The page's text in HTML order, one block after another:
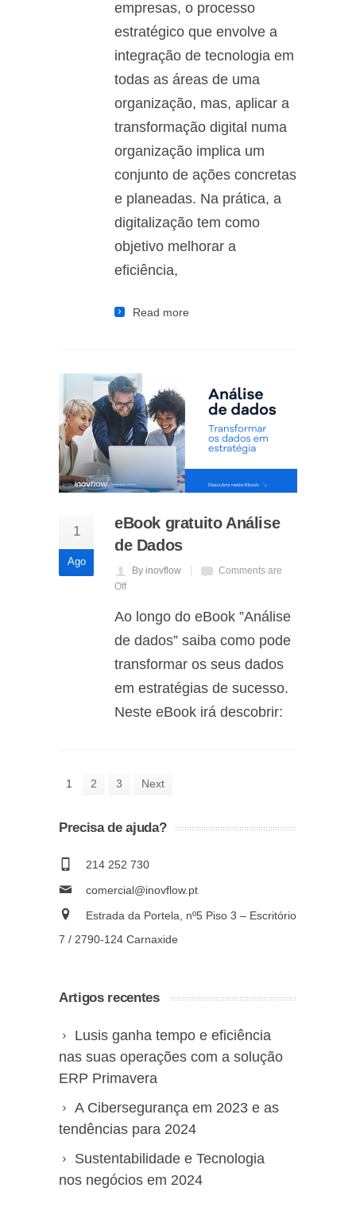
empresas, o processo
estratégico que envolve a
integração de tecnologia em
todas as áreas de uma
organização, mas, aplicar a
transformação digital numa
organização implica um
conjunto de ações concretas
e planeadas. Na prática, a
digitalização tem como
objetivo melhorar a
eficiência,
Read more
1
Ago
eBook gratuito Análise
de Dados
By inovflow
Comments are
Off
Ao longo do eBook ”Análise
de dados” saiba como pode
transformar os seus dados
em estratégias de sucesso.
Neste eBook irá descobrir:
1 2 3 Next
Precisa de ajuda?
214 252 730
comercial@inovflow.pt
Estrada da Portela, nº5 Piso 3 – Escritório
7 / 2790-124 Carnaxide
Artigos recentes
Lusis ganha tempo e eficiência
nas suas operações com a solução
ERP Primavera
A Cibersegurança em 2023 e as
tendências para 2024
Sustentabilidade e Tecnologia
nos negócios em 2024